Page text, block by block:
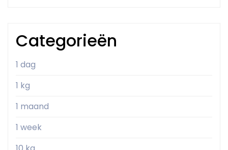
Categorieën
1 dag
1 kg
1 maand
1 week